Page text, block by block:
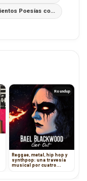
Descubrimientos Poesías con Ritmo
Roundup
Reggae, metal, hip hop y
synthpop: una travesía
musical por cuatro